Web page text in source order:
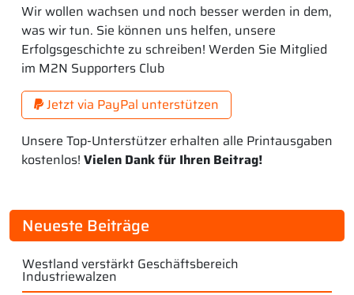
Wir wollen wachsen und noch besser werden in dem,
was wir tun. Sie können uns helfen, unsere
Erfolgsgeschichte zu schreiben! Werden Sie Mitglied
im M2N Supporters Club
Jetzt via PayPal unterstützen
Unsere Top-Unterstützer erhalten alle Printausgaben
kostenlos! Vielen Dank für Ihren Beitrag!
Neueste Beiträge
Westland verstärkt Geschäftsbereich
Industriewalzen